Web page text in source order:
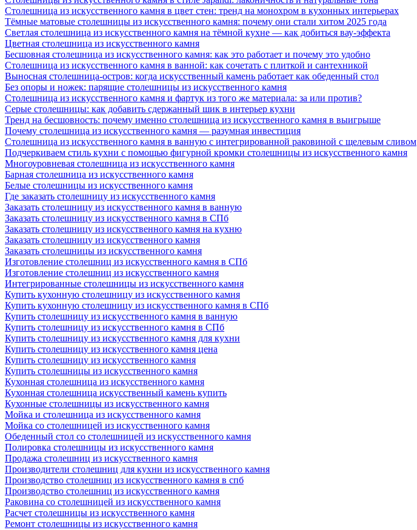
Столешница из искусственного камня в цвет стен: тренд на монохром в кухонных интерьерах
Тёмные матовые столешницы из искусственного камня: почему они стали хитом 2025 года
Светлая столешница из искусственного камня на тёмной кухне — как добиться вау-эффекта
Цветная столешница из искусственного камня
Бесшовная столешница из искусственного камня: как это работает и почему это удобно
Столешница из искусственного камня в ванной: как сочетать с плиткой и сантехникой
Выносная столешница-остров: когда искусственный камень работает как обеденный стол
Без опоры и ножек: парящие столешницы из искусственного камня
Столешница из искусственного камня и фартук из того же материала: за или против?
Серые столешницы: как добавить сдержанный шик в интерьер кухни
Тренд на бесшовность: почему именно столешница из искусственного камня в выигрыше
Почему столешница из искусственного камня — разумная инвестиция
Столешница из искусственного камня в ванную с интегрированной раковиной с щелевым сливом
Подчеркиваем стиль кухни с помощью фигурной кромки столешницы из искусственного камня
Многоуровневая столешница из искусственного камня
Барная столешница из искусственного камня
Белые столешницы из искусственного камня
Где заказать столешницу из искусственного камня
Заказать столешницу из искусственного камня в ванную
Заказать столешницу из искусственного камня в СПб
Заказать столешницу из искусственного камня на кухню
Заказать столешницу из искусственного камня
Заказать столешницы из искусственного камня
Изготовление столешниц из искусственного камня в СПб
Изготовление столешниц из искусственного камня
Интегрированные столешницы из искусственного камня
Купить кухонную столешницу из искусственного камня
Купить кухонную столешницу из искусственного камня в СПб
Купить столешницу из искусственного камня в ванную
Купить столешницу из искусственного камня в СПб
Купить столешницу из искусственного камня для кухни
Купить столешницу из искусственного камня цена
Купить столешницу из искусственного камня
Купить столешницы из искусственного камня
Кухонная столешница из искусственного камня
Кухонная столешница искусственный камень купить
Кухонные столешницы из искусственного камня
Мойка и столешница из искусственного камня
Мойка со столешницей из искусственного камня
Обеденный стол со столешницей из искусственного камня
Полировка столешницы из искусственного камня
Продажа столешниц из искусственного камня
Производители столешниц для кухни из искусственного камня
Производство столешниц из искусственного камня в спб
Производство столешниц из искусственного камня
Раковина со столешницей из искусственного камня
Расчет столешницы из искусственного камня
Ремонт столешницы из искусственного камня